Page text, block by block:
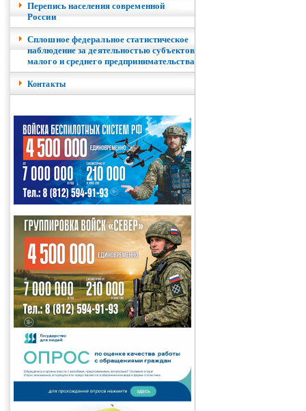
Перепись населения современной
России
Сплошное федеральное статистическое
наблюдение за деятельностью субъектов
малого и среднего предпринимательства
Контакты